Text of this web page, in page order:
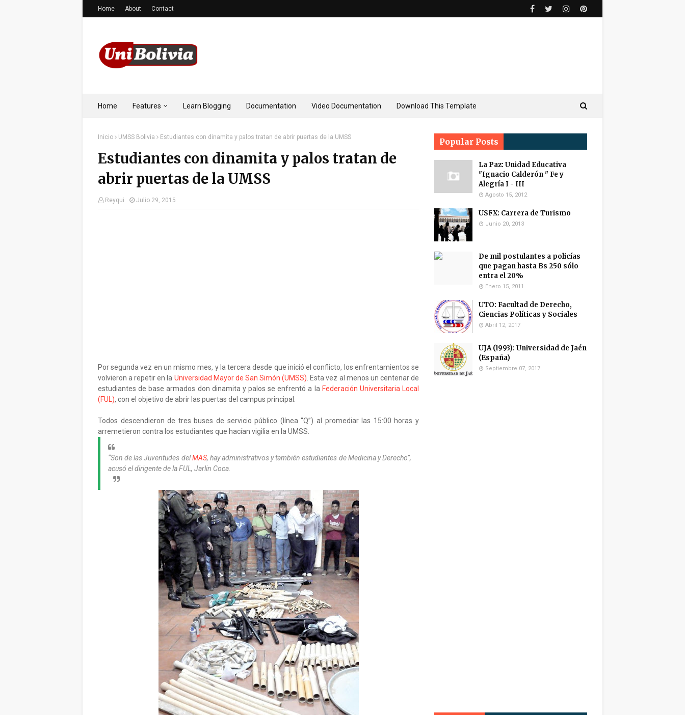
Home About Contact
Home Features Learn Blogging Documentation Video Documentation Download This Template
Inicio UMSS Bolivia Estudiantes con dinamita y palos tratan de abrir puertas de la UMSS
Estudiantes con dinamita y palos tratan de
abrir puertas de la UMSS
Reyqui Julio 29, 2015
Por segunda vez en un mismo mes, y la tercera desde que inició el conflicto, los enfrentamientos se
volvieron a repetir en la Universidad Mayor de San Simón (UMSS) . Esta vez al menos un centenar de
estudiantes de base armados don dinamita y palos se enfrentó a la Federación Universitaria Local
(FUL), con el objetivo de abrir las puertas del campus principal.
Todos descendieron de tres buses de servicio público (línea “Q”) al promediar las 15:00 horas y
arremetieron contra los estudiantes que hacían vigilia en la UMSS.
“Son de las Juventudes delMAS, hay administrativos y también estudiantes de Medicina y Derecho”,
acusó el dirigente de la FUL, Jarlin Coca.
Popular Posts
La Paz: Unidad Educativa
"Ignacio Calderón " Fe y
Alegría I - III
Agosto 15, 2012
USFX: Carrera de Turismo
Junio 20, 2013
De mil postulantes a policías
que pagan hasta Bs 250 sólo
entra el 20%
Enero 15, 2011
UTO: Facultad de Derecho,
Ciencias Políticas y Sociales
Abril 12, 2017
UJA (1993): Universidad de Jaén
(España)
Septiembre 07, 2017